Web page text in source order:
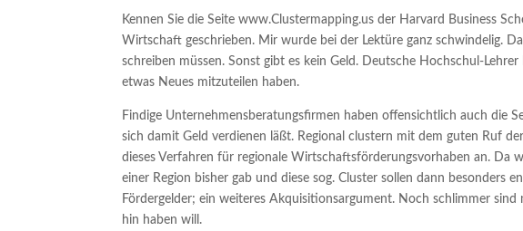
Kennen Sie die Seite www.Clustermapping.us der Harvard Business
Wirtschaft geschrieben. Mir wurde bei der Lektüre ganz schwindelig.
schreiben müssen. Sonst gibt es kein Geld. Deutsche Hochschul-
etwas Neues mitzuteilen haben.
Findige Unternehmensberatungsfirmen haben offensichtlich auch die
sich damit Geld verdienen läßt. Regional clustern mit dem guten Ruf
dieses Verfahren für regionale Wirtschaftsförderungsvorhaben an. Da
einer Region bisher gab und diese sog. Cluster sollen dann besonders
Fördergelder; ein weiteres Akquisitionsargument. Noch schlimmer
hin haben will.